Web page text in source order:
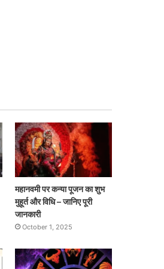
महानवमी पर कन्या पूजन का शुभ
मुहूर्त और विधि – जानिए पूरी
जानकारी
October 1, 2025